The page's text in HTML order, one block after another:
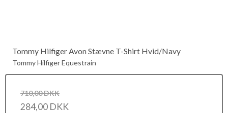
Tommy Hilfiger Avon Stævne T-Shirt Hvid/Navy
Tommy Hilfiger Equestrain
710,00 DKK
284,00 DKK